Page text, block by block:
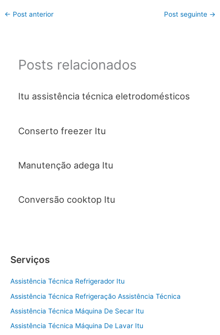
← Post anterior Post seguinte →
Posts relacionados
Itu assistência técnica eletrodomésticos
Conserto freezer Itu
Manutenção adega Itu
Conversão cooktop Itu
Serviços
Assistência Técnica Refrigerador Itu
Assistência Técnica Refrigeração Assistência Técnica
Assistência Técnica Máquina De Secar Itu
Assistência Técnica Máquina De Lavar Itu